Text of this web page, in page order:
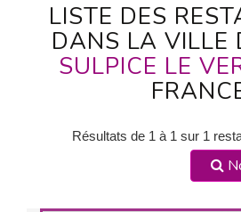
LISTE DES
DANS LA VILLE
SULPICE LE
Résultats de 1 à 1 sur 1